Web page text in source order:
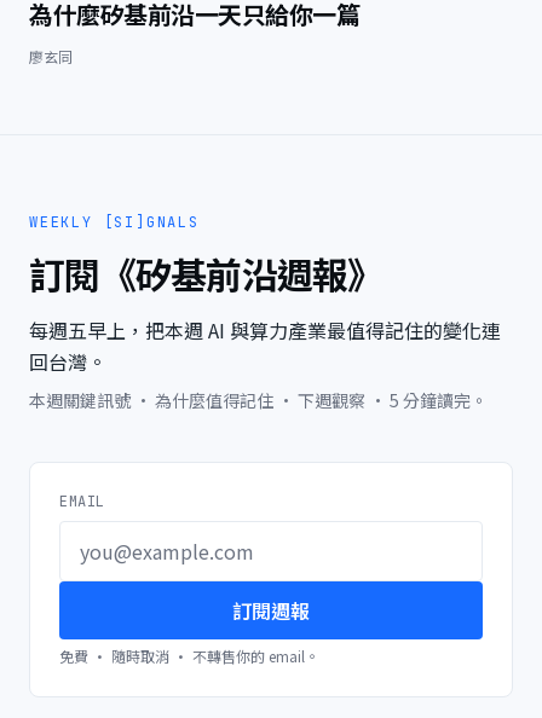
為什麼矽基前沿一天只給你一篇
廖玄同
WEEKLY [SI]GNALS
訂閱《矽基前沿週報》
每週五早上，把本週 AI 與算力產業最值得記住的變化連
回台灣。
本週關鍵訊號 · 為什麼值得記住 · 下週觀察 · 5 分鐘讀完。
EMAIL
訂閱週報
免費 · 隨時取消 · 不轉售你的 email。